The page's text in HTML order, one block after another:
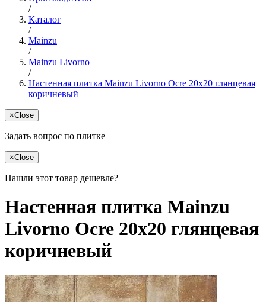
/
Каталог
/
Mainzu
/
Mainzu Livorno
/
Настенная плитка Mainzu Livorno Ocre 20x20 глянцевая
коричневый
×Close
Задать вопрос по плитке
×Close
Нашли этот товар дешевле?
Настенная плитка Mainzu
Livorno Ocre 20x20 глянцевая
коричневый